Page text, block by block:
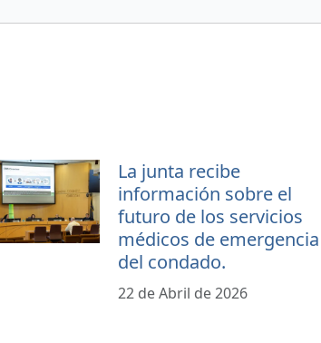
La junta recibe
información sobre el
futuro de los servicios
médicos de emergencia
del condado.
22 de Abril de 2026